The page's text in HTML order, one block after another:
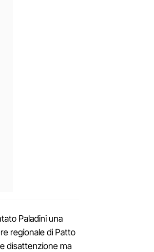
Paladini una
regionale di Patto
disattenzione ma